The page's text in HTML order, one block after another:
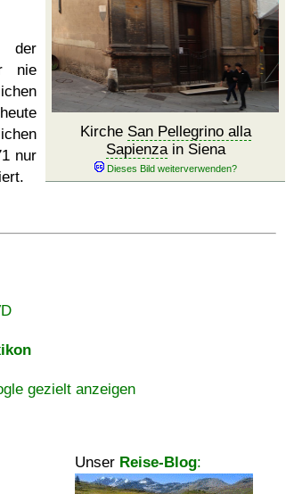
Kirche San Pellegrino alla
Sapienzain Siena
der
nie
nur
gezielt anzeigen
Unser Reise-Blog: